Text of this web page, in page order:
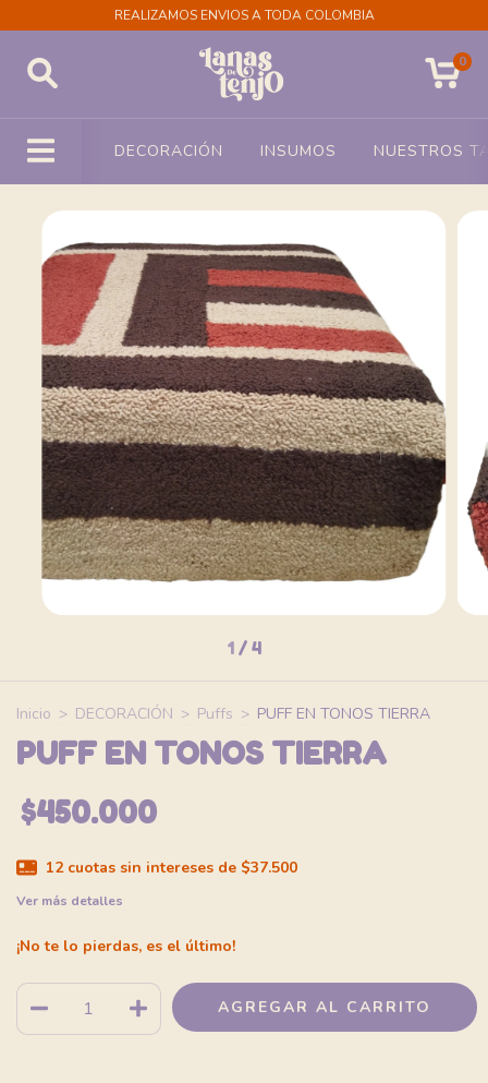
REALIZAMOS ENVIOS A TODA COLOMBIA
0
DECORACIÓN INSUMOS NUESTROS
1 / 4
Inicio > DECORACIÓN > Puffs > PUFF EN TONOS TIERRA
PUFF EN TONOS TIERRA
$450.000
12 cuotas sin intereses de $37.500
Ver más detalles
¡No te lo pierdas, es el último!